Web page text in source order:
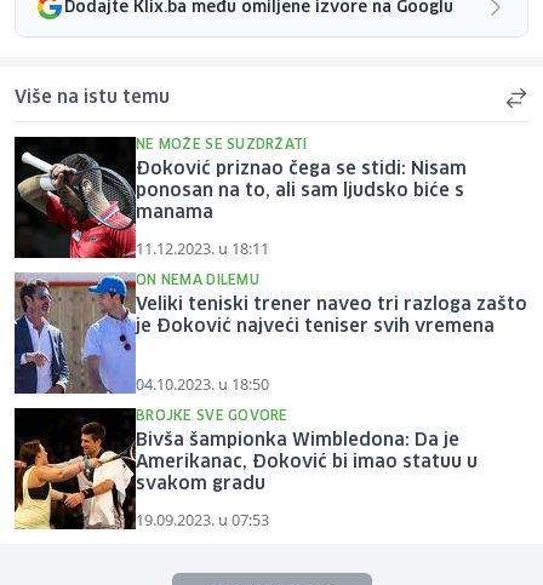
Dodajte Klix.ba među omiljene izvore na Googlu
Više na istu temu
NE MOŽE SE SUZDRŽATI
Đoković priznao čega se stidi: Nisam
ponosan na to, ali sam ljudsko biće s
manama
11.12.2023. u 18:11
ON NEMA DILEMU
Veliki teniski trener naveo tri razloga zašto
je Đoković najveći teniser svih vremena
04.10.2023. u 18:50
BROJKE SVE GOVORE
Bivša šampionka Wimbledona: Da je
Amerikanac, Đoković bi imao statuu u
svakom gradu
19.09.2023. u 07:53